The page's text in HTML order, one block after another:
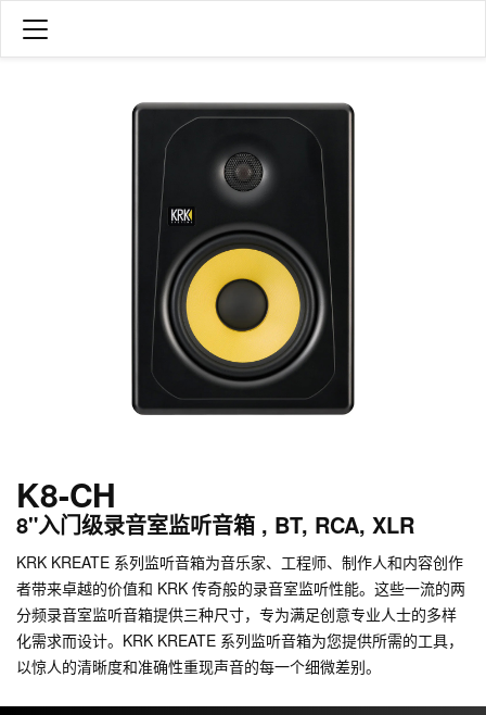
K8-CH
8"入门级录音室监听音箱 , BT, RCA, XLR
KRK KREATE 系列监听音箱为音乐家、工程师、制作人和内容创作
者带来卓越的价值和 KRK 传奇般的录音室监听性能。这些一流的两
分频录音室监听音箱提供三种尺寸，专为满足创意专业人士的多样
化需求而设计。KRK KREATE 系列监听音箱为您提供所需的工具，
以惊人的清晰度和准确性重现声音的每一个细微差别。